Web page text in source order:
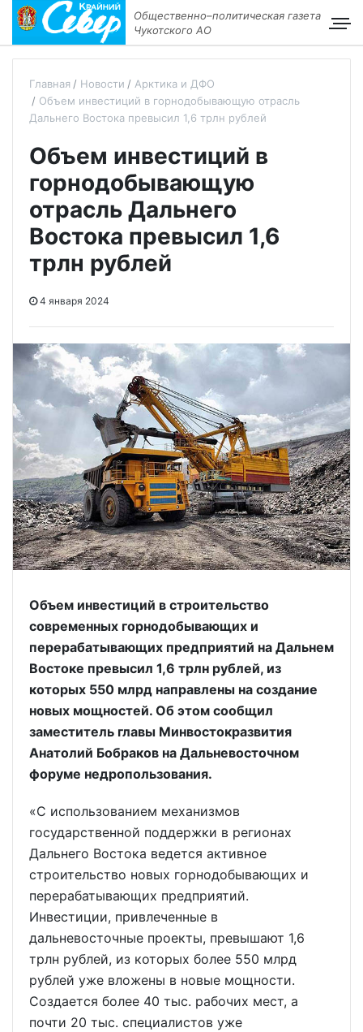
Общественно–политическая газета
Чукотского АО
Главная Новости
Арктика и ДФО
Объем инвестиций в горнодобывающую отрасль
Дальнего Востока превысил 1,6 трлн рублей
Объем инвестиций в
горнодобывающую
отрасль Дальнего
Востока превысил 1,6
трлн рублей
4 января 2024
Объем инвестиций в строительство
современных горнодобывающих и
перерабатывающих предприятий на Дальнем
Востоке превысил 1,6 трлн рублей, из
которых 550 млрд направлены на создание
новых мощностей. Об этом сообщил
заместитель главы Минвостокразвития
Анатолий Бобраков на Дальневосточном
форуме недропользования.
«С использованием механизмов
государственной поддержки в регионах
Дальнего Востока ведется активное
строительство новых горнодобывающих и
перерабатывающих предприятий.
Инвестиции, привлеченные в
дальневосточные проекты, превышают 1,6
трлн рублей, из которых более 550 млрд
рублей уже вложены в новые мощности.
Создается более 40 тыс. рабочих мест, а
почти 20 тыс. специалистов уже